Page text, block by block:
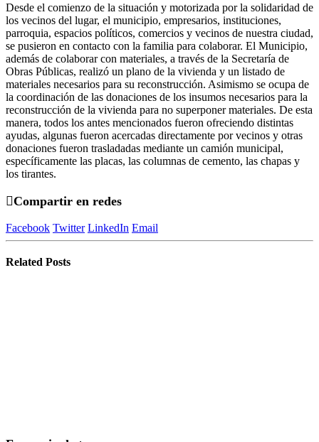
Desde el comienzo de la situación y motorizada por la solidaridad de
los vecinos del lugar, el municipio, empresarios, instituciones,
parroquia, espacios políticos, comercios y vecinos de nuestra ciudad,
se pusieron en contacto con la familia para colaborar. El Municipio,
además de colaborar con materiales, a través de la Secretaría de
Obras Públicas, realizó un plano de la vivienda y un listado de
materiales necesarios para su reconstrucción. Asimismo se ocupa de
la coordinación de las donaciones de los insumos necesarios para la
reconstrucción de la vivienda para no superponer materiales. De esta
manera, todos los antes mencionados fueron ofreciendo distintas
ayudas, algunas fueron acercadas directamente por vecinos y otras
donaciones fueron trasladadas mediante un camión municipal,
específicamente las placas, las columnas de cemento, las chapas y
los tirantes.
Compartir en redes
Facebook Twitter LinkedIn Email
Related Posts